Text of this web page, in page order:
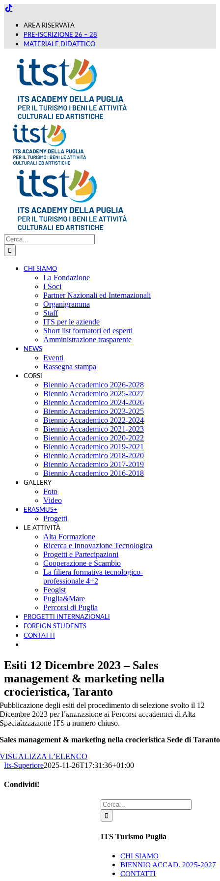
Salta
contenuto
Facebook
X
LinkedIn
Instagram
YouTube
Tiktok
AREA RISERVATA
PRE-ISCRIZIONE 26 – 28
MATERIALE DIDATTICO
Cerca
per:
CHI SIAMO
La Fondazione
I Soci
Partner Nazionali ed Internazionali
Organigramma
Staff
ITS per le aziende
Short list formatori ed esperti
Amministrazione trasparente
NEWS
Eventi
Rassegna stampa
CORSI
Biennio Accademico 2026-2028
Biennio Accademico 2025-2027
Biennio Accademico 2024-2026
Biennio Accademico 2023-2025
Biennio Accademico 2022-2024
Biennio Accademico 2021-2023
Biennio Accademico 2020-2022
Biennio Accademico 2019-2021
Biennio Accademico 2018-2020
Biennio Accademico 2017-2019
Biennio Accademico 2016-2018
GALLERY
Foto
Video
ERASMUS+
Progetti
LE ATTIVITÀ
Alta Formazione
Ricerca e Innovazione Tecnologica
Progetti e Partecipazioni
Cooperazione e Scambio
La filiera formativa tecnologico-
professionale 4+2
Feogist
Puglia&Mare
Percorsi di Puglia
PROGETTI INTERNAZIONALI
FOREIGN STUDENTS
CONTATTI
Esiti 12 Dicembre 2023 – Sales
management & marketing nella
crocieristica, Taranto
Home» Esiti 12 Dicembre 2023 – Sales management & marketing
nella crocieristica, Taranto
Pubblicazione degli esiti del procedimento di selezione svolto il 12
Dicembre 2023 per l’ammissione ai Percorsi accademici di Alta
Specializzazione ITS a numero chiuso.
Sales management & marketing nella crocieristica Sede di Taranto
VISUALIZZA L’ELENCO
Its-Superiore2025-11-26T17:31:36+01:00
Condividi!
Cerca
per:
ITS Turismo Puglia
CHI SIAMO
BIENNIO ACCAD. 2025-2027
CONTATTI